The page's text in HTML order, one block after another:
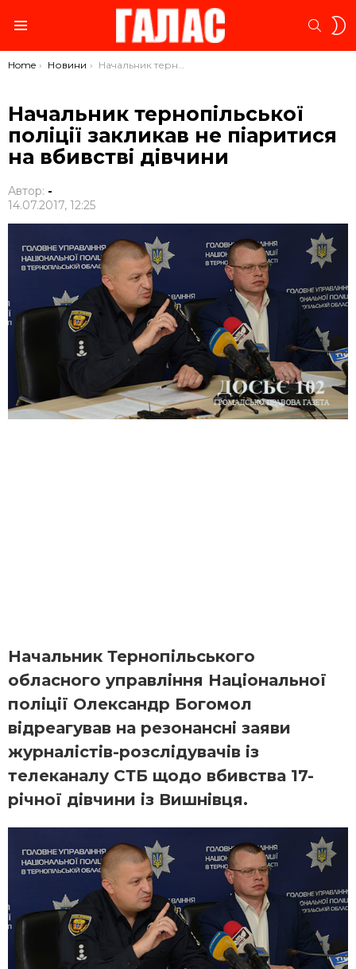
You are here:
Home Новини Начальник тернопільської поліції закликав не піаритися на вбивстві дівчини
Начальник тернопільської
поліції закликав не піаритися
на вбивстві дівчини
Автор: -
14.07.2017, 12:25
Начальник Тернопільського
обласного управління Національної
поліції Олександр Богомол
відреагував на резонансні заяви
журналістів-розслідувачів із
телеканалу СТБ щодо вбивства 17-
річної дівчини із Вишнівця.